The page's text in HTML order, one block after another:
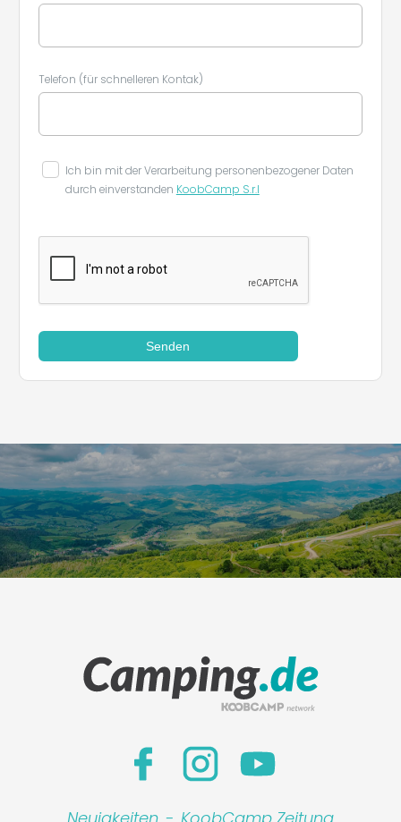
Telefon (für schnelleren Kontak)
Ich bin mit der Verarbeitung personenbezogener Daten
durch einverstanden KoobCamp S.r.l
Senden